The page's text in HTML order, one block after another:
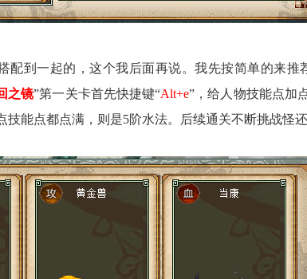
到一起的，这个我后面再说。我先按简单的来推
之镜”第一关卡首先快捷键“Alt+e”，给人物技能点加
能点都点满，则是5阶水法。后续通关不断挑战怪